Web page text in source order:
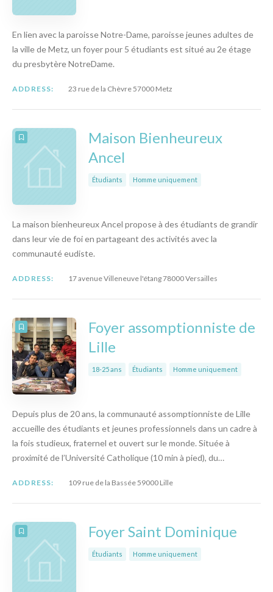
En lien avec la paroisse Notre-Dame, paroisse jeunes adultes de
la ville de Metz, un foyer pour 5 étudiants est situé au 2e étage
du presbytère NotreDame.
ADDRESS: 23 rue de la Chèvre 57000 Metz
Maison Bienheureux
Ancel
Étudiants Homme uniquement
La maison bienheureux Ancel propose à des étudiants de grandir
dans leur vie de foi en partageant des activités avec la
communauté eudiste.
ADDRESS: 17 avenue Villeneuve l'étang 78000 Versailles
Foyer assomptionniste de
Lille
18-25 ans Étudiants Homme uniquement
Depuis plus de 20 ans, la communauté assomptionniste de Lille
accueille des étudiants et jeunes professionnels dans un cadre à
la fois studieux, fraternel et ouvert sur le monde. Située à
proximité de l’Université Catholique (10 min à pied), du…
ADDRESS: 109 rue de la Bassée 59000 Lille
Foyer Saint Dominique
Étudiants Homme uniquement